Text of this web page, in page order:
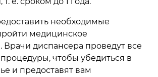
необходимые
медицинское
Врачи диспансера проведут все
чтобы убедиться в
и предоставят вам